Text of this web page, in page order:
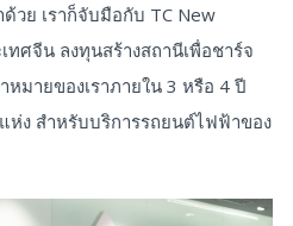
วย เราก็จับมือกับ TC New
ทศจีน ลงทุนสร้างสถานีเพื่อชาร์จ
มายของเราภายใน 3 หรือ 4 ปี
ห่ง สำหรับบริการรถยนต์ไฟฟ้าของ